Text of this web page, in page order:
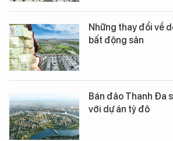
Những thay đổi về
bất động sản
Bán đảo Thanh Đa
với dự án tỷ đô